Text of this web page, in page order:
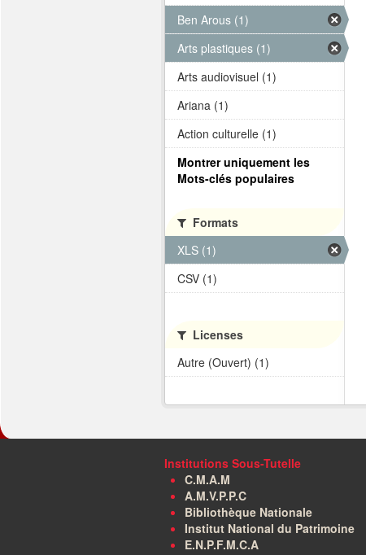
Ben Arous (1)
Arts plastiques (1)
Arts audiovisuel (1)
Ariana (1)
Action culturelle (1)
Montrer uniquement les
Mots-clés populaires
Formats
XLS (1)
CSV (1)
Licenses
Autre (Ouvert) (1)
Institutions Sous-Tutelle
C.M.A.M
A.M.V.P.P.C
Bibliothèque Nationale
Institut National du Patrimoine
E.N.P.F.M.C.A